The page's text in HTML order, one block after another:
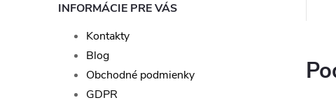
INFORMÁCIE PRE VÁS
Kontakty
Blog
Obchodné podmienky
GDPR